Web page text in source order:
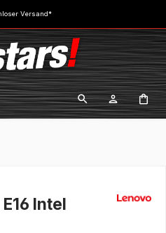
Versand*
Intel